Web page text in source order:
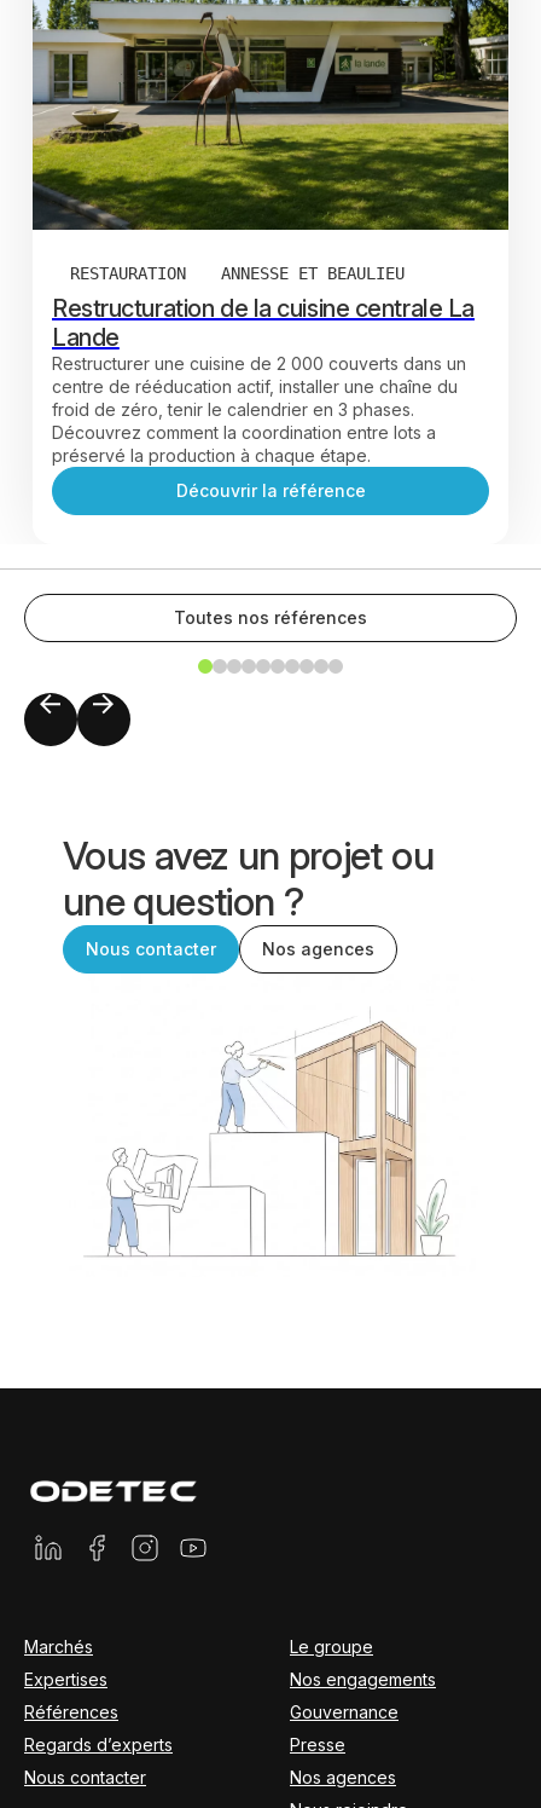
RESTAURATION ANNESSE ET BEAULIEU
Restructuration de la cuisine centrale La
Lande
Restructurer une cuisine de 2 000 couverts dans un
centre de rééducation actif, installer une chaîne du
froid de zéro, tenir le calendrier en 3 phases.
Découvrez comment la coordination entre lots a
préservé la production à chaque étape.
Découvrir la référence
Toutes nos références
Vous avez un projet ou
une question ?
Nous contacter Nos agences
Marchés
Expertises
Références
Regards d’experts
Nous contacter
Le groupe
Nos engagements
Gouvernance
Presse
Nos agences